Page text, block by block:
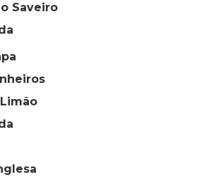
Saveiro
Limão